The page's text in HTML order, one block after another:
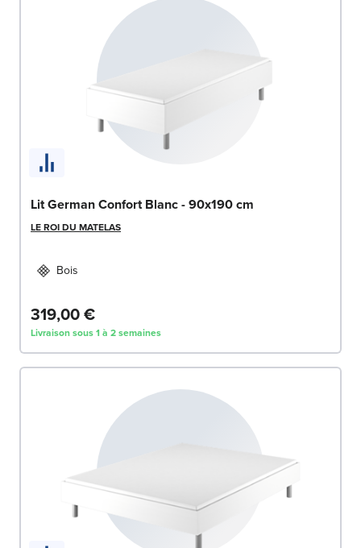
Lit German Confort Blanc - 90x190 cm
LE ROI DU MATELAS
Bois
319,00 €
Livraison sous 1 à 2 semaines